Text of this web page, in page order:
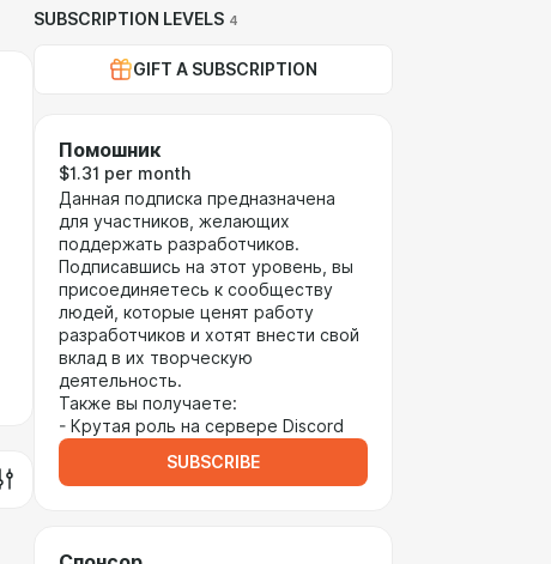
SUBSCRIPTION LEVELS 4
GIFT A SUBSCRIPTION
Помошник
$1.31 per month
Данная подписка предназначена
для участников, желающих
поддержать разработчиков.
Подписавшись на этот уровень, вы
присоединяетесь к сообществу
людей, которые ценят работу
разработчиков и хотят внести свой
вклад в их творческую
деятельность.
Также вы получаете:
- Крутая роль на сервере Discord
SUBSCRIBE